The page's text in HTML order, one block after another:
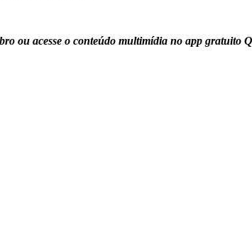
ou acesse o conteúdo multimídia no app gratuito